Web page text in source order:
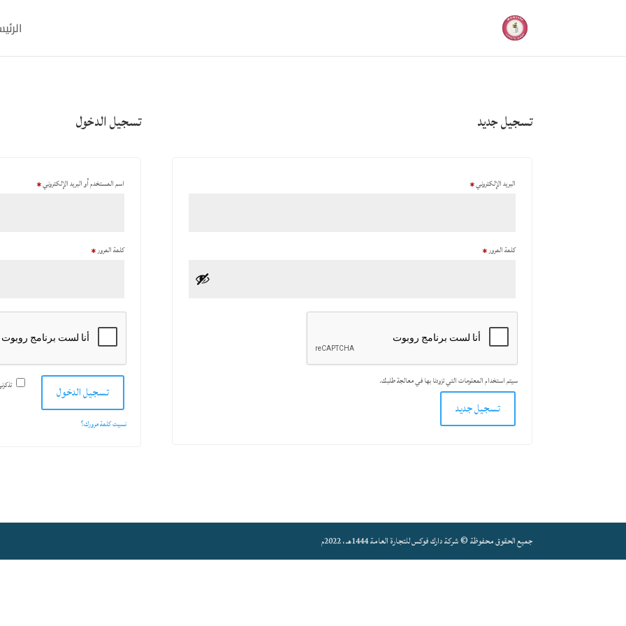
تسجيل الدخول
اسم المستخدم أو البريد الإلكتروني*
كلمة المرور*
تسجيل الدخول
نسيت كلمة مرورك؟
تسجيل جديد
البريد الإلكتروني*
كلمة المرور*
سيتم استخدام المعلومات التي تزودنا بها في معالجة طلبك.
تسجيل جديد
جميع الحقوق محفوظة © شركة دارك فوكس للتجارة العامة 1444هـ ، 2022م